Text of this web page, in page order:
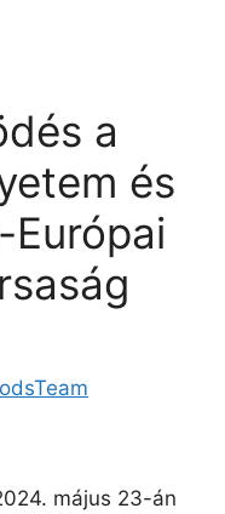
a
és
május 23-án